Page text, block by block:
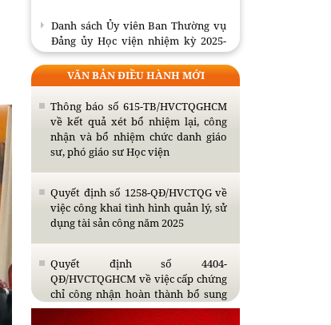
Danh sách Ủy viên Ban Thường vụ
Đảng ủy Học viện nhiệm kỳ 2025-
2030
Công bố toàn văn dự thảo các văn
kiện trình Đại hội đại biểu toàn
quốc lần thứ XIV của Đảng
Dự thảo Báo cáo tổng kết một số
hội chủ nghĩa trong 40 năm qua ở
Việt Nam
Chấp hành Trung ương Đảng khóa
XIII tại Đại hội đại biểu toàn quốc
lần thứ XIV của Đảng
VĂN BẢN ĐIỀU HÀNH MỚI
Thông báo số 615-TB/HVCTQGHCM
về kết quả xét bổ nhiệm lại, công
nhận và bổ nhiệm chức danh giáo
sư, phó giáo sư Học viện
Quyết định số 1258-QĐ/HVCTQG về
việc công khai tình hình quản lý, sử
dụng tài sản công năm 2025
Quyết định số 4404-
QĐ/HVCTQGHCM về việc cấp chứng
chỉ công nhận hoàn thành bổ sung
kiến thức dự tuyển đào tạo trình độ